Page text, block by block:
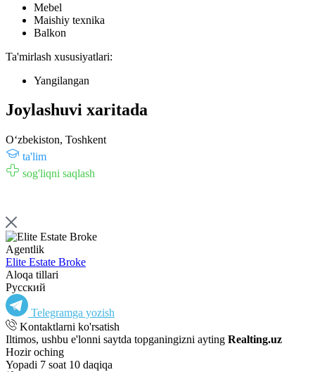
Mebel
Maishiy texnika
Balkon
Ta'mirlash xususiyatlari:
Yangilangan
Joylashuvi xaritada
Oʻzbekiston, Toshkent
ta'lim
sog'liqni saqlash
Agentlik
Elite Estate Broke
Aloqa tillari
Русский
Telegramga yozish
Kontaktlarni ko'rsatish
Iltimos, ushbu e'lonni saytda topganingizni ayting Realting.uz
Hozir oching
Yopadi 7 soat 10 daqiqa